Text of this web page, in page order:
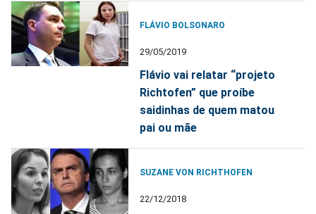
FLÁVIO BOLSONARO
29/05/2019
Flávio vai relatar “projeto
Richtofen” que proíbe
saidinhas de quem matou
pai ou mãe
SUZANE VON RICHTHOFEN
22/12/2018